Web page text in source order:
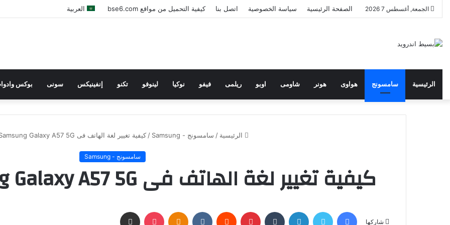
الجمعة, أغسطس 7 2026 الصفحة الرئيسية سياسة الخصوصية اتصل بنا كيفية التحميل من مواقع bse6.com العربية
الرئيسية سامسونج هواوى هونر شاومى اوبو ريلمى فيفو نوكيا لينوفو تكنو إنفينيكس سونى بوكس
الرئيسية / سامسونج - Samsung / كيفية تغيير لغة الهاتف فى Samsung Galaxy A57 5G بسهولة
سامسونج - Samsung
كيفية تغيير لغة الهاتف فى Samsung Galaxy A57 5G بسهولة
شاركها
فيسبوك تويتر لينكدإن بينتيريست Odnoklassniki
بوكيت